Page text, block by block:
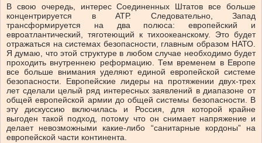
В свою очередь, интерес Соединенных Штатов все больше
концентрируется в АТР. Следовательно, Запад
трансформируется на два полюса: европейский и
евроатлантический, тяготеющий к тихоокеанскому. Это будет
отражаться на системах безопасности, главным образом НАТО.
Я думаю, что этой структуре в любом случае необходимо будет
проходить внутреннею реформацию. Тем временем в Европе
все больше внимания уделяют единой европейской системе
безопасности. Европейские лидеры на протяжении двух-трех
лет сделали целый ряд интересных заявлений в диапазоне от
общей европейской армии до общей системы безопасности. В
эту дискуссию включилась и Россия, для которой крайне
выгоден такой подход, потому что он снимает напряжение и
делает невозможными какие-либо “санитарные кордоны” на
европейской части континента.